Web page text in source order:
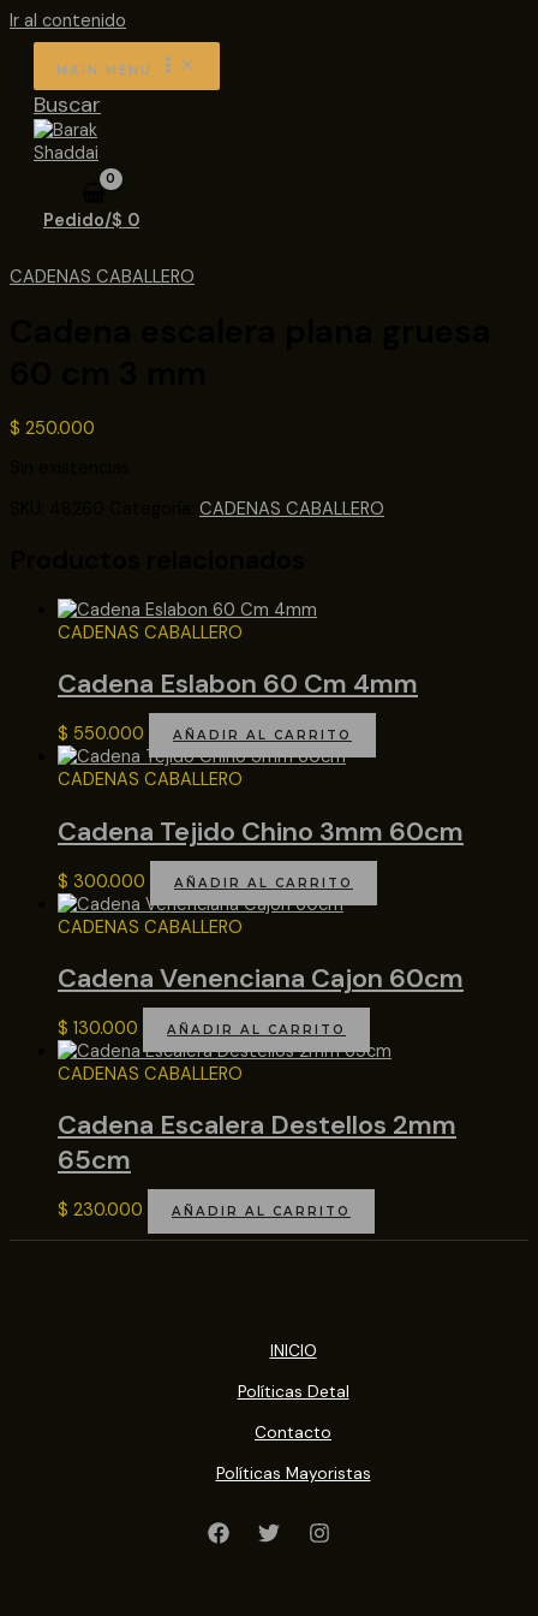
Ir al contenido
MAIN MENU
Buscar
Pedido/$ 0
CADENAS CABALLERO
$ 250.000
CADENAS CABALLERO
CADENAS CABALLERO
Cadena Eslabon 60 Cm 4mm
$ 550.000 AÑADIR AL CARRITO
CADENAS CABALLERO
Cadena Tejido Chino 3mm 60cm
$ 300.000 AÑADIR AL CARRITO
CADENAS CABALLERO
Cadena Venenciana Cajon 60cm
$ 130.000 AÑADIR AL CARRITO
CADENAS CABALLERO
Cadena Escalera Destellos 2mm
65cm
$ 230.000 AÑADIR AL CARRITO
INICIO
Políticas Detal
Contacto
Políticas Mayoristas